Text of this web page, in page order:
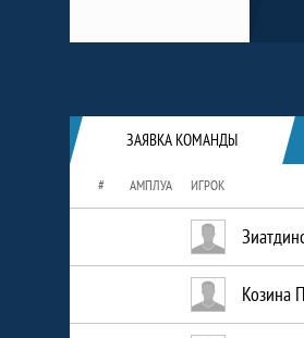
Краткая информация о команде
ЗАЯВКА КОМАНДЫ
# АМПЛУА ИГРОК
Козина